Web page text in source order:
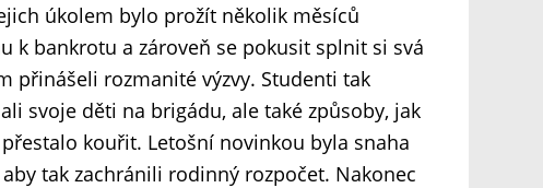
úkolem bylo prožít několik měsíců
k bankrotu a zároveň se pokusit splnit si svá
přinášeli rozmanité výzvy. Studenti tak
svoje děti na brigádu, ale také způsoby, jak
kouřit. Letošní novinkou byla snaha
tak zachránili rodinný rozpočet. Nakonec